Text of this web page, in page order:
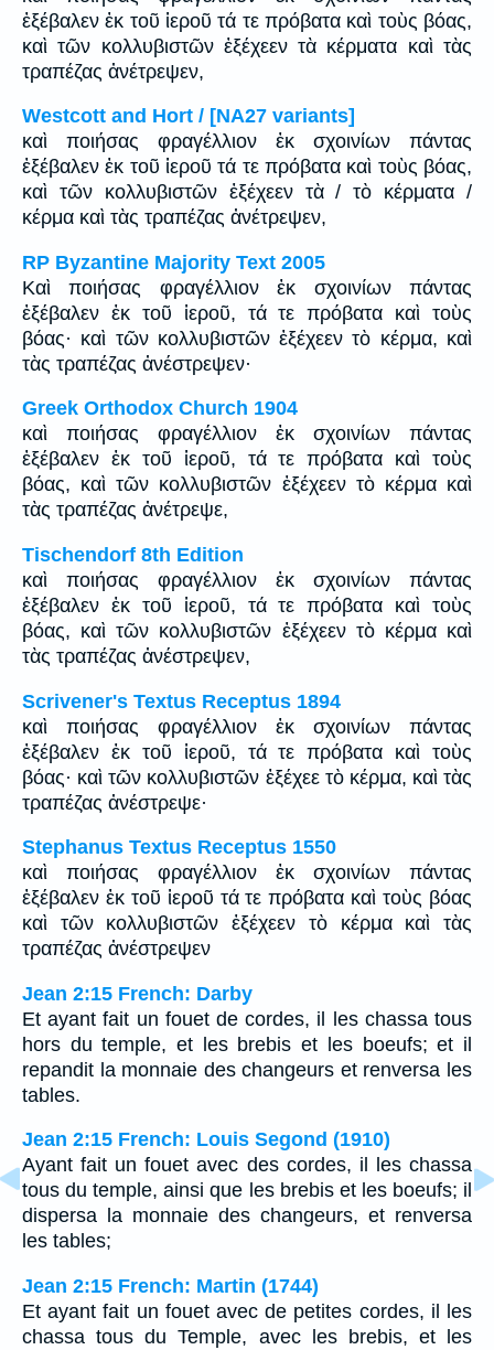
ἐξέβαλεν ἐκ τοῦ ἱεροῦ τά τε πρόβατα καὶ τοὺς βόας,
καὶ τῶν κολλυβιστῶν ἐξέχεεν τὰ κέρματα καὶ τὰς
τραπέζας ἀνέτρεψεν,
Westcott and Hort / [NA27 variants]
καὶ ποιήσας φραγέλλιον ἐκ σχοινίων πάντας
ἐξέβαλεν ἐκ τοῦ ἱεροῦ τά τε πρόβατα καὶ τοὺς βόας,
καὶ τῶν κολλυβιστῶν ἐξέχεεν τὰ / τὸ κέρματα /
κέρμα καὶ τὰς τραπέζας ἀνέτρεψεν,
RP Byzantine Majority Text 2005
Καὶ ποιήσας φραγέλλιον ἐκ σχοινίων πάντας
ἐξέβαλεν ἐκ τοῦ ἱεροῦ, τά τε πρόβατα καὶ τοὺς
βόας· καὶ τῶν κολλυβιστῶν ἐξέχεεν τὸ κέρμα, καὶ
τὰς τραπέζας ἀνέστρεψεν·
Greek Orthodox Church 1904
καὶ ποιήσας φραγέλλιον ἐκ σχοινίων πάντας
ἐξέβαλεν ἐκ τοῦ ἱεροῦ, τά τε πρόβατα καὶ τοὺς
βόας, καὶ τῶν κολλυβιστῶν ἐξέχεεν τὸ κέρμα καὶ
τὰς τραπέζας ἀνέτρεψε,
Tischendorf 8th Edition
καὶ ποιήσας φραγέλλιον ἐκ σχοινίων πάντας
ἐξέβαλεν ἐκ τοῦ ἱεροῦ, τά τε πρόβατα καὶ τοὺς
βόας, καὶ τῶν κολλυβιστῶν ἐξέχεεν τὸ κέρμα καὶ
τὰς τραπέζας ἀνέστρεψεν,
Scrivener's Textus Receptus 1894
καὶ ποιήσας φραγέλλιον ἐκ σχοινίων πάντας
ἐξέβαλεν ἐκ τοῦ ἱεροῦ, τά τε πρόβατα καὶ τοὺς
βόας· καὶ τῶν κολλυβιστῶν ἐξέχεε τὸ κέρμα, καὶ τὰς
τραπέζας ἀνέστρεψε·
Stephanus Textus Receptus 1550
καὶ ποιήσας φραγέλλιον ἐκ σχοινίων πάντας
ἐξέβαλεν ἐκ τοῦ ἱεροῦ τά τε πρόβατα καὶ τοὺς βόας
καὶ τῶν κολλυβιστῶν ἐξέχεεν τὸ κέρμα καὶ τὰς
τραπέζας ἀνέστρεψεν
Jean 2:15 French: Darby
Et ayant fait un fouet de cordes, il les chassa tous
hors du temple, et les brebis et les boeufs; et il
repandit la monnaie des changeurs et renversa les
tables.
Jean 2:15 French: Louis Segond (1910)
Ayant fait un fouet avec des cordes, il les chassa
tous du temple, ainsi que les brebis et les boeufs; il
dispersa la monnaie des changeurs, et renversa
les tables;
Jean 2:15 French: Martin (1744)
Et ayant fait un fouet avec de petites cordes, il les
chassa tous du Temple, avec les brebis, et les